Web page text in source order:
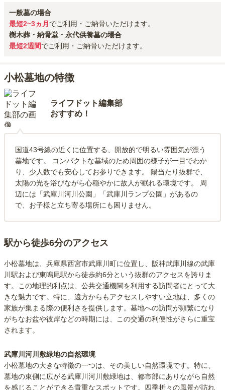
一般墓の場合
最短2~3ヵ月 でご利用・ご納骨いただけます。
樹木葬・納骨堂・永代供養墓の場合
最短2週間でご利用・ご納骨いただけます。
小松墓地の特徴
ライフドット編集部
おすすめ！
国道43号線の近くに位置する、開放的で明るい雰囲気が漂う
墓地です。 コンパクトな墓域のため周囲の様子が一目でわか
り、少人数でも安心してお参りできます。 陽当たり抜群で、
太陽の光を浴びながら心穏やかに故人が眠れる環境です。 周
辺には「武庫川河川公園」「武庫川ランプ公園」があるの
で、お子様と立ち寄る場所にも困りません。
駅から徒歩6分のアクセス
小松墓地は、兵庫県西宮市武庫川町に位置し、阪神武庫川線の武庫
川駅および東鳴尾駅から徒歩約6分という抜群のアクセスを誇りま
す。この地理的利点は、公共交通機関を利用する訪問者にとって大
きな魅力です。特に、遠方からもアクセスしやすい立地は、多くの
家族が集まる際の便利さを提供します。墓地への訪問が頻繁になり
がちなお盆や彼岸などの時期には、この交通の利便性がさらに重宝
されます。
武庫川河川敷緑地の自然環境
小松墓地の大きな特徴の一つは、その美しい自然環境です。特に、
墓地の東側に広がる武庫川河川敷緑地は、都市部にありながら自然
を感じることができる貴重なスポットです。四季折々の風景が訪れ